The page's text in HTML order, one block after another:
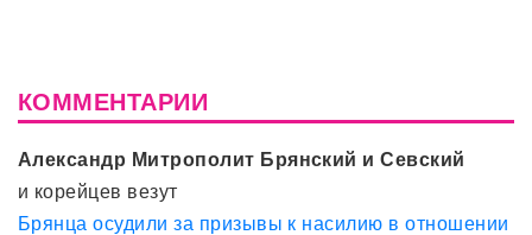
КОММЕНТАРИИ
Александр Митрополит Брянский и Севский
и корейцев везут
Брянца осудили за призывы к насилию в отношении